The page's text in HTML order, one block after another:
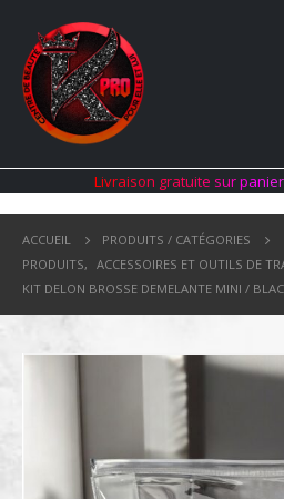
Livraison gratuite surpanier
ACCUEIL
PRODUITS / CATÉGORIES
PRODUITS, ACCESSOIRES ET OUTILS DE
KIT DELON BROSSE DEMELANTE MINI /